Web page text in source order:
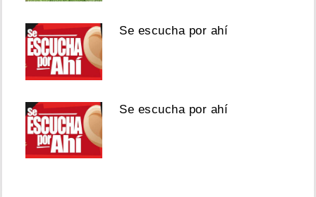
Se escucha por ahí
Se escucha por ahí